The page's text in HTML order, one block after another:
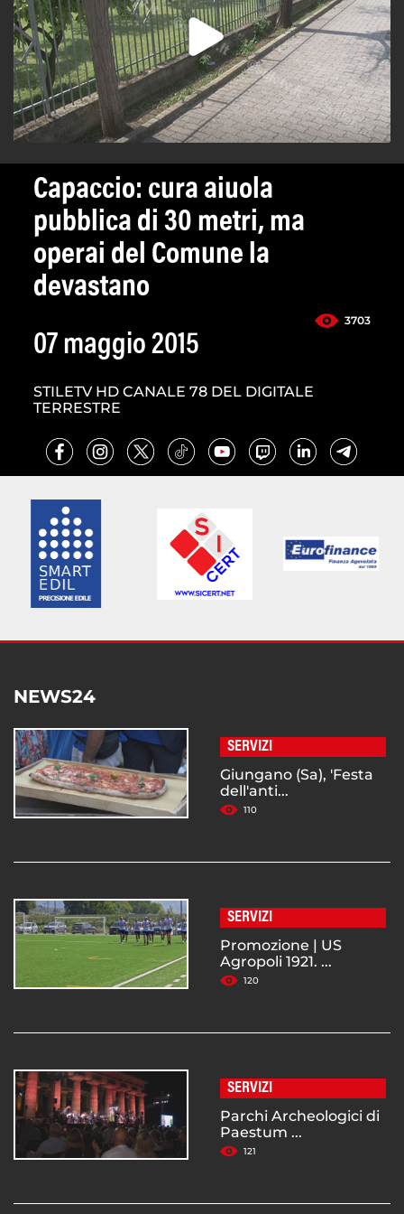
Capaccio: cura aiuola
pubblica di 30 metri, ma
operai del Comune la
devastano
3703
07 maggio 2015
STILETV HD CANALE 78 DEL DIGITALE
TERRESTRE
NEWS24
SERVIZI
Giungano (Sa), 'Festa
dell'anti...
110
SERVIZI
Promozione | US
Agropoli 1921. ...
120
SERVIZI
Parchi Archeologici di
Paestum ...
121